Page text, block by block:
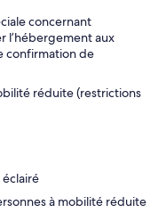
concernant
l’hébergement aux
confirmation de
réduite (restrictions
éclairé
à mobilité réduite